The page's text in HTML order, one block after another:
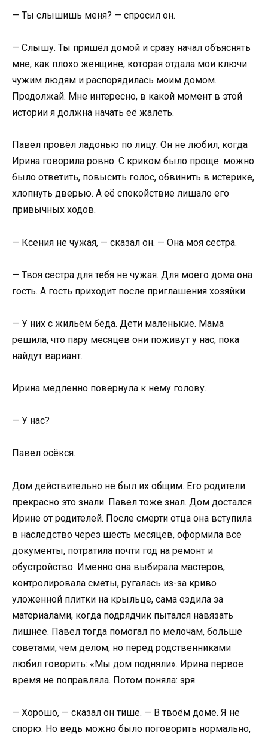
— Ты слышишь меня? — спросил он.
— Слышу. Ты пришёл домой и сразу начал объяснять
мне, как плохо женщине, которая отдала мои ключи
чужим людям и распорядилась моим домом.
Продолжай. Мне интересно, в какой момент в этой
истории я должна начать её жалеть.
Павел провёл ладонью по лицу. Он не любил, когда
Ирина говорила ровно. С криком было проще: можно
было ответить, повысить голос, обвинить в истерике,
хлопнуть дверью. А её спокойствие лишало его
привычных ходов.
— Ксения не чужая, — сказал он. — Она моя сестра.
— Твоя сестра для тебя не чужая. Для моего дома она
гость. А гость приходит после приглашения хозяйки.
— У них с жильём беда. Дети маленькие. Мама
решила, что пару месяцев они поживут у нас, пока
найдут вариант.
Ирина медленно повернула к нему голову.
— У нас?
Павел осёкся.
Дом действительно не был их общим. Его родители
прекрасно это знали. Павел тоже знал. Дом достался
Ирине от родителей. После смерти отца она вступила
в наследство через шесть месяцев, оформила все
документы, потратила почти год на ремонт и
обустройство. Именно она выбирала мастеров,
контролировала сметы, ругалась из-за криво
уложенной плитки на крыльце, сама ездила за
материалами, когда подрядчик пытался навязать
лишнее. Павел тогда помогал по мелочам, больше
советами, чем делом, но перед родственниками
любил говорить: «Мы дом подняли». Ирина первое
время не поправляла. Потом поняла: зря.
— Хорошо, — сказал он тише. — В твоём доме. Я не
спорю. Но ведь можно было поговорить нормально,